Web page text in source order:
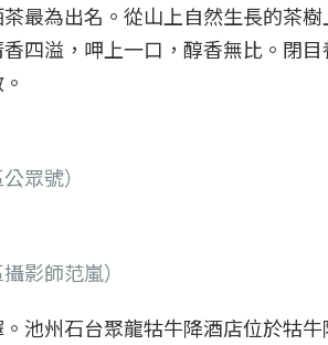
為出名。從山上自然生長的茶樹
溢，呷上一口，醇香無比。閉目
眾號）
影師范嵐）
池州石台聚龍牯牛降酒店位於牯